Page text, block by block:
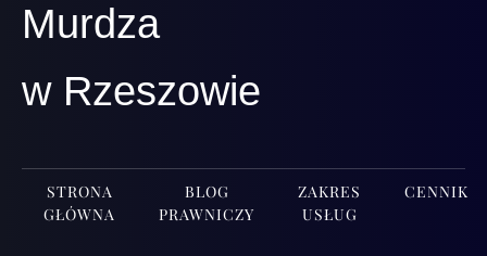
Murdza
w Rzeszowie
STRONA
GŁÓWNA
BLOG
PRAWNICZY
ZAKRES
USŁUG
CENNIK